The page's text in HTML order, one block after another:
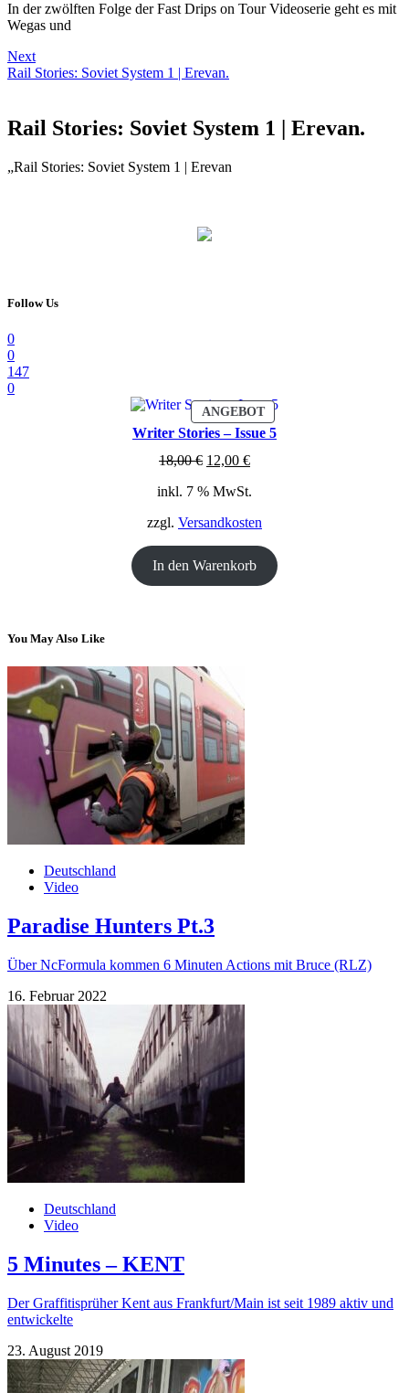
In der zwölften Folge der Fast Drips on Tour Videoserie geht es mit
Wegas und
Next
Rail Stories: Soviet System 1 | Erevan.
Rail Stories: Soviet System 1 | Erevan.
„Rail Stories: Soviet System 1 | Erevan
Follow Us
0
0
147
0
ANGEBOTPRODUKT
IM
ANGEBOT
Writer Stories – Issue 5
18,00€ Ursprünglicher
war:
12,00 €Aktueller
ist:
inkl. 7 % MwSt.
zzgl. Versandkosten
In den Warenkorb
You May Also Like
Deutschland
Video
Paradise Hunters Pt.3
Über NcFormula kommen 6 Minuten Actions mit Bruce (RLZ)
16. Februar 2022
Deutschland
Video
5 Minutes – KENT
Der Graffitisprüher Kent aus Frankfurt/Main ist seit 1989 aktiv und
entwickelte
23. August 2019